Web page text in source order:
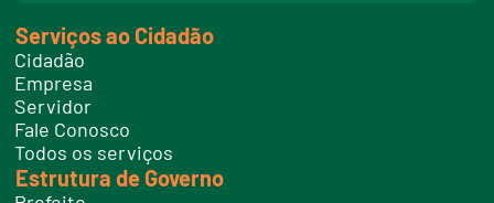
t
e
l
f
o
e
s
Serviços ao Cidadão
Cidadão
Empresa
Servidor
Fale Conosco
Todos os serviços
Estrutura de Governo